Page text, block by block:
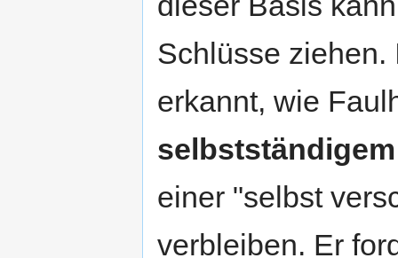
Schlüsse ziehen.
erkannt, wie
einer "selbst
verbleiben. Er